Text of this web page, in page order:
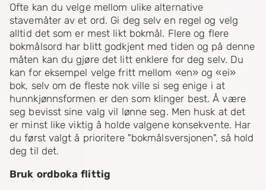
Ofte kan du velge mellom ulike alternative
stavemåter av et ord. Gi deg selv en regel og velg
alltid det som er mest likt bokmål. Flere og flere
bokmålsord har blitt godkjent med tiden og på denne
måten kan du gjøre det litt enklere for deg selv. Du
kan for eksempel velge fritt mellom «en» og «ei»
bok, selv om de fleste nok ville si seg enige i at
hunnkjønnsformen er den som klinger best. Å være
seg bevisst sine valg vil lønne seg. Men husk at det
er minst like viktig å holde valgene konsekvente. Har
du først valgt å prioritere "bokmålsversjonen", så hold
deg til det.
Bruk ordboka flittig